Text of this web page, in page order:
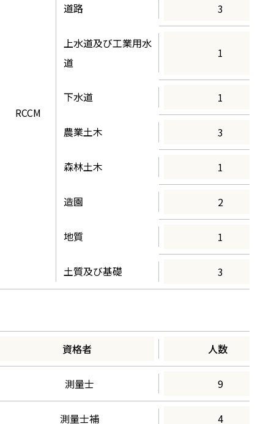
RCCM
道路 3
上水道及び工業用水
道
1
下水道 1
農業土木 3
森林土木 1
造園 2
地質 1
土質及び基礎 3
資格者 人数
測量士 9
測量士補 4